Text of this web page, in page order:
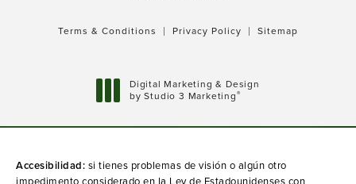
Terms & Conditions Privacy Policy Sitemap
Digital Marketing & Design
by Studio 3 Marketing®
Accesibilidad: si tienes problemas de visión o algún otro
impedimento considerado en la Ley de Estadounidenses con